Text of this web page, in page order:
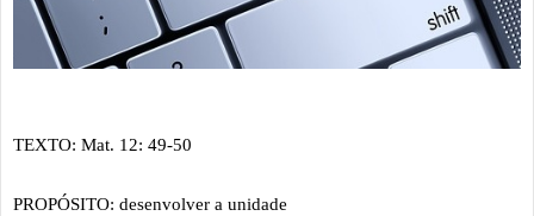
TEXTO: Mat. 12: 49-50
PROPÓSITO: desenvolver a unidade